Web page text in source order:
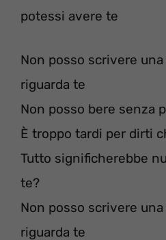
potessi avere te
Non posso scrivere
riguarda te
Non posso bere senza
È troppo tardi per dirti
Tutto significherebbe
te?
Non posso scrivere
riguarda te